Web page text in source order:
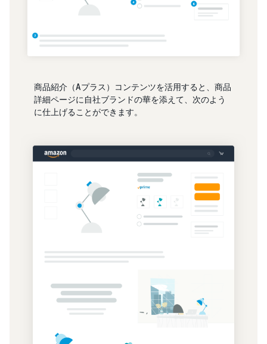
商品紹介（Aプラス）コンテンツを活用すると、商品
詳細ページに自社ブランドの華を添えて、次のよう
に仕上げることができます。